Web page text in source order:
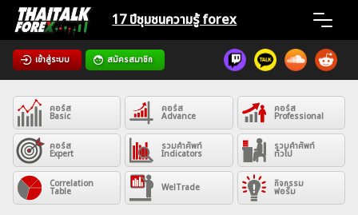
Skip
content
17 ปีชุมชนความรู้ forex
เข้าสู่ระบบ สมัครสมาชิก
Home
News
Articles
VPS Register
คอร์ส
Basic
คอร์ส
Advance
คอร์ส
Professional
คอร์ส
Expert
รวมคำศัพท์
Indicators
รวมคำศัพท์
ทั่วไป
Correlation
Table WelTrade กิจกรรม
ฟอรั่ม